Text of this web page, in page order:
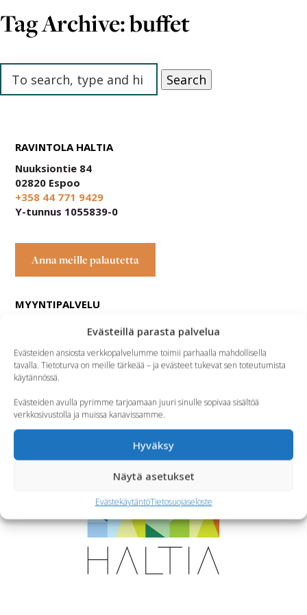
Evästeillä parasta palvelua
Evästeiden ansiosta verkkopalvelumme toimii parhaalla mahdollisella
tavalla. Tietoturva on meille tärkeää – ja evästeet tukevat sen toteutumista
käytännössä.
Evästeiden avulla pyrimme tarjoamaan juuri sinulle sopivaa sisältöä
verkkosivustolla ja muissa kanavissamme.
Hyväksy
Näytä asetukset
EvästekäytäntöTietosuojaseloste
EN
Tag Archive: buffet
Search
RAVINTOLA HALTIA
Nuuksiontie 84
02820 Espoo
+358 44 771 9429
Y-tunnus 1055839-0
Anna meille palautetta
MYYNTIPALVELU
Ma – Pe 9.00 – 15.00
Ravintola- ja kokousvaraukset:
myynti@ravintolahaltia.fi
SEURAA MEITÄ
InstagramFacebook TikTok
YHTEISTYÖSSÄ